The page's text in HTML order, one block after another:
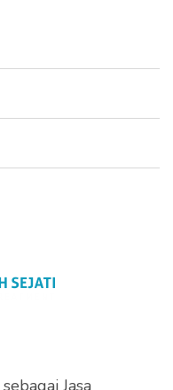
sebagai Jasa